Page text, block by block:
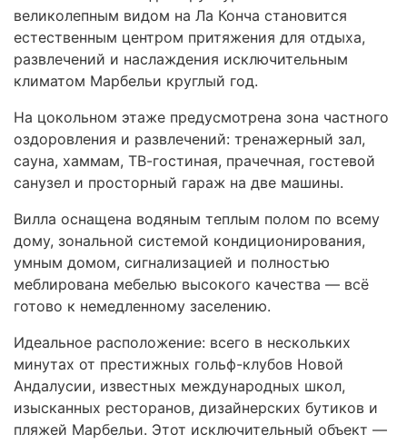
великолепным видом на Ла Конча становится
естественным центром притяжения для отдыха,
развлечений и наслаждения исключительным
климатом Марбельи круглый год.
На цокольном этаже предусмотрена зона частного
оздоровления и развлечений: тренажерный зал,
сауна, хаммам, ТВ-гостиная, прачечная, гостевой
санузел и просторный гараж на две машины.
Вилла оснащена водяным теплым полом по всему
дому, зональной системой кондиционирования,
умным домом, сигнализацией и полностью
меблирована мебелью высокого качества — всё
готово к немедленному заселению.
Идеальное расположение: всего в нескольких
минутах от престижных гольф-клубов Новой
Андалусии, известных международных школ,
изысканных ресторанов, дизайнерских бутиков и
пляжей Марбельи. Этот исключительный объект —